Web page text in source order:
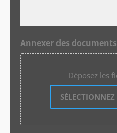
Annexer des documents
Déposez les